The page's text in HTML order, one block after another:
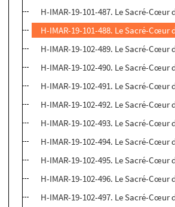
H-IMAR-19-101-487. Le Sacré-Cœur
H-IMAR-19-101-488. Le Sacré-Cœur
H-IMAR-19-102-489. Le Sacré-Cœur
H-IMAR-19-102-490. Le Sacré-Cœur
H-IMAR-19-102-491. Le Sacré-Cœur
H-IMAR-19-102-492. Le Sacré-Cœur
H-IMAR-19-102-493. Le Sacré-Cœur
H-IMAR-19-102-494. Le Sacré-Cœur
H-IMAR-19-102-495. Le Sacré-Cœur
H-IMAR-19-102-496. Le Sacré-Cœur
H-IMAR-19-102-497. Le Sacré-Cœur